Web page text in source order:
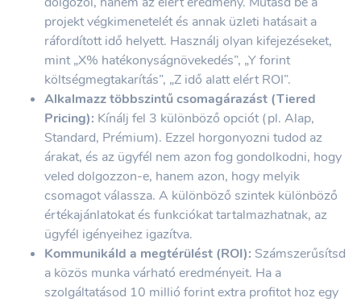
projekt végkimenetelét és annak üzleti hatásait a
ráfordított idő helyett. Használj olyan kifejezéseket,
mint „X% hatékonyságnövekedés”, „Y forint
költségmegtakarítás”, „Z idő alatt elért ROI”.
Alkalmazz többszintű csomagárazást (Tiered
Pricing): Kínálj fel 3 különböző opciót (pl. Alap,
Standard, Prémium). Ezzel horgonyozni tudod az
árakat, és az ügyfél nem azon fog gondolkodni, hogy
veled dolgozzon-e, hanem azon, hogy melyik
csomagot válassza. A különböző szintek különböző
értékajánlatokat és funkciókat tartalmazhatnak, az
ügyfél igényeihez igazítva.
Kommunikáld a megtérülést (ROI): Számszerűsítsd
a közös munka várható eredményeit. Ha a
szolgáltatásod 10 millió forint extra profitot hoz egy